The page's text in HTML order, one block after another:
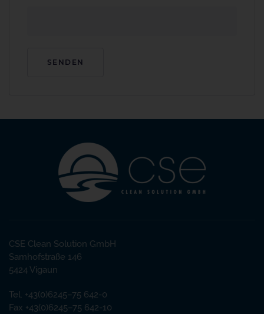
CSE Clean Solution GmbH
Samhofstraße 146
5424 Vigaun
Tel. +43(0)6245–75 642-0
Fax +43(0)6245–75 642-10